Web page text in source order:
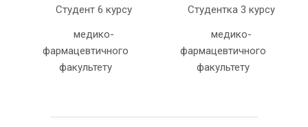
Студент 6 курсу
медико-
фармацевтичного
факультету
Студентка 3 курсу
медико-
фармацевтичного
факультету